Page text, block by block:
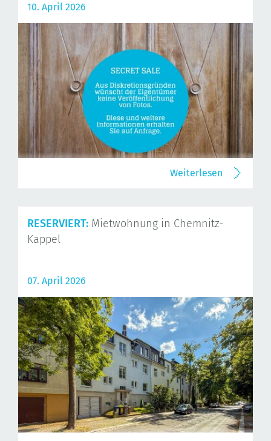
10. April 2026
Weiterlesen
RESERVIERT: Mietwohnung in Chemnitz-
Kappel
07. April 2026